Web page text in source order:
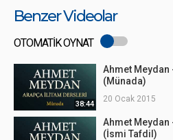
Benzer Videolar
OTOMATİK OYNAT
38:44
Ahmet
(Münada)
20 Ocak 2015
Ahmet
(İsmi Tafdil)